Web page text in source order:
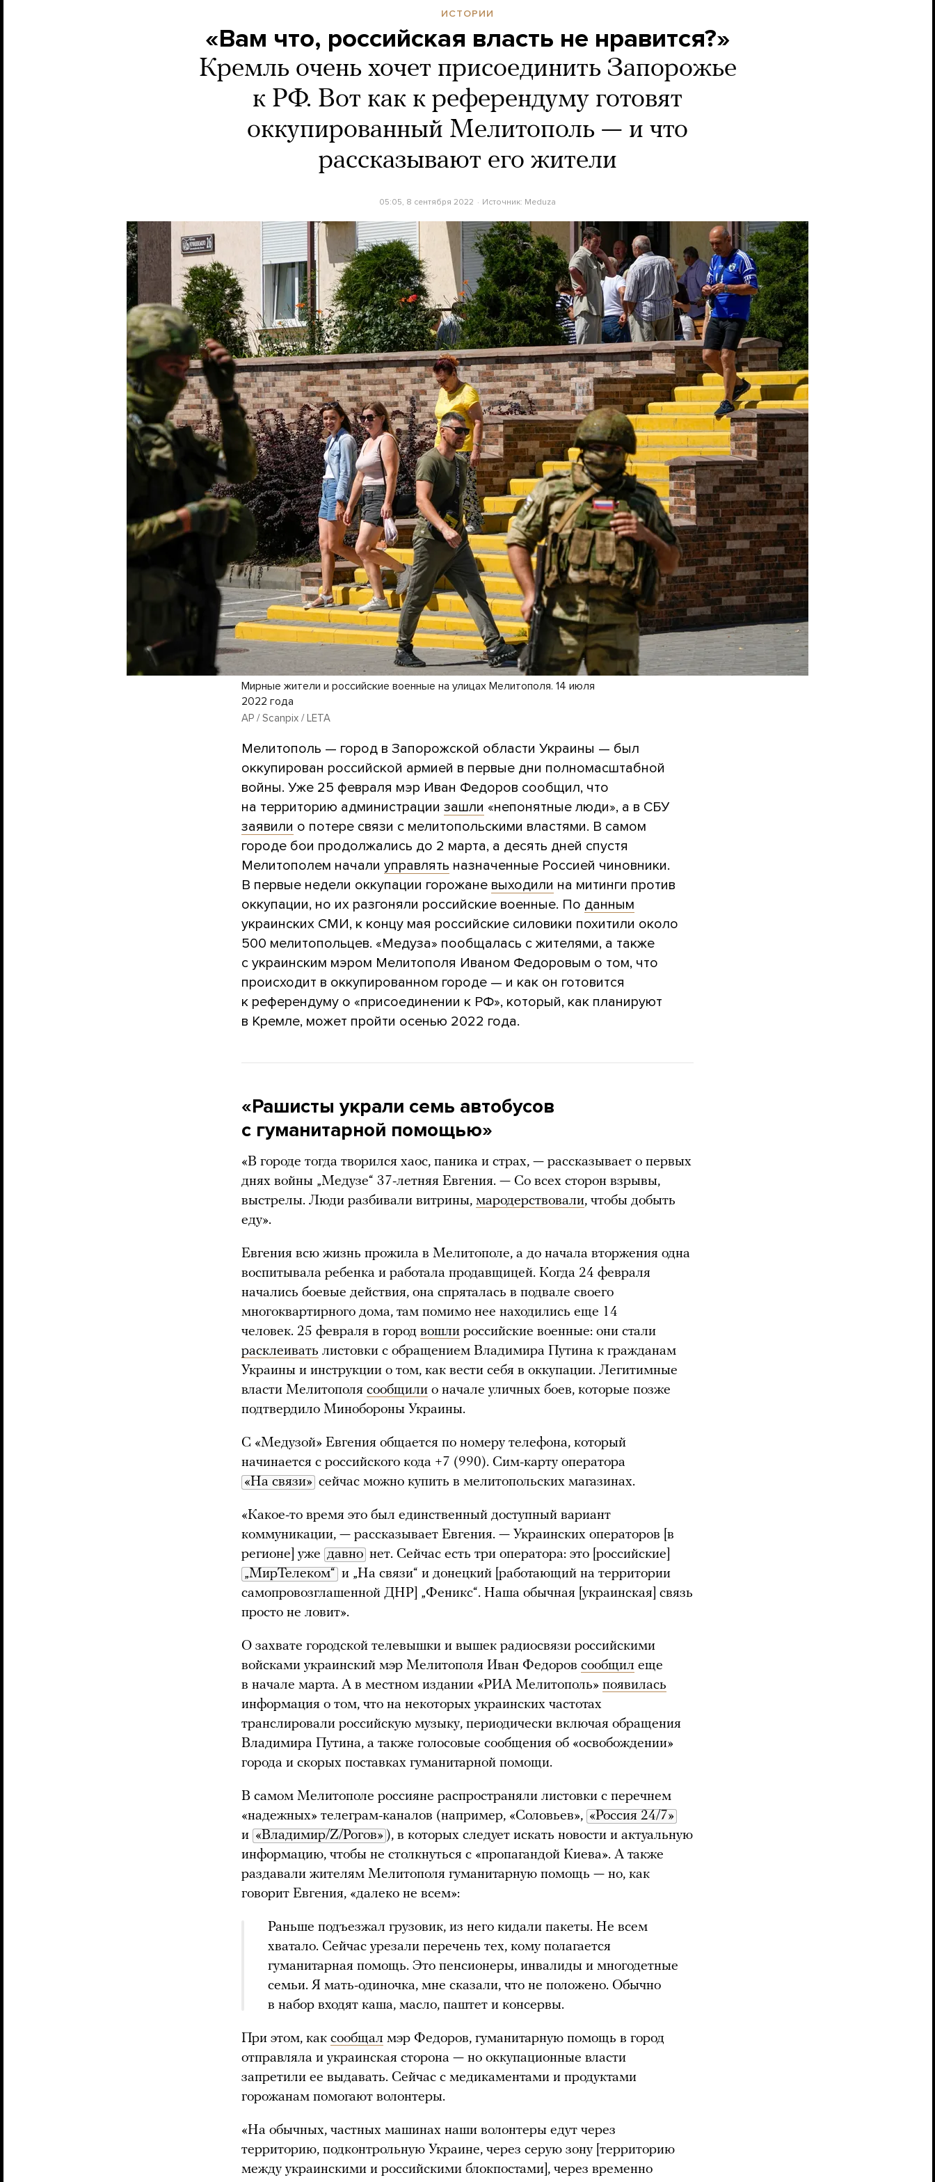
ИСТОРИИ
«Вам что, российская власть не нравится?»
Кремль очень хочет присоединить Запорожье
к РФ. Вот как к референдуму готовят
оккупированный Мелитополь — и что
рассказывают его жители
05:05, 8 сентября 2022 Источник: Meduza
Мирные жители и российские военные на улицах Мелитополя. 14 июля
2022 года
AP / Scanpix / LETA
Мелитополь — город в Запорожской области Украины — был
оккупирован российской армией в первые дни полномасштабной
войны. Уже 25 февраля мэр Иван Федоров сообщил, что
на территорию администрации зашли «непонятные люди», а в СБУ
заявили о потере связи с мелитопольскими властями. В самом
городе бои продолжались до 2 марта, а десять дней спустя
Мелитополем начали управлять назначенные Россией чиновники.
В первые недели оккупации горожане выходили на митинги против
оккупации, но их разгоняли российские военные. По данным
украинских СМИ, к концу мая российские силовики похитили около
500 мелитопольцев. «Медуза» пообщалась с жителями, а также
с украинским мэром Мелитополя Иваном Федоровым о том, что
происходит в оккупированном городе — и как он готовится
к референдуму о «присоединении к РФ», который, как планируют
в Кремле, может пройти осенью 2022 года.
«Рашисты украли семь автобусов
с гуманитарной помощью»
«В городе тогда творился хаос, паника и страх, — рассказывает о первых
днях войны „Медузе“ 37-летняя Евгения. — Со всех сторон взрывы,
выстрелы. Люди разбивали витрины, мародерствовали, чтобы добыть
еду».
Евгения всю жизнь прожила в Мелитополе, а до начала вторжения одна
воспитывала ребенка и работала продавщицей. Когда 24 февраля
начались боевые действия, она спряталась в подвале своего
многоквартирного дома, там помимо нее находились еще 14
человек. 25 февраля в город вошли российские военные: они стали
расклеивать листовки с обращением Владимира Путина к гражданам
Украины и инструкции о том, как вести себя в оккупации. Легитимные
власти Мелитополя сообщили о начале уличных боев, которые позже
подтвердило Минобороны Украины.
С «Медузой» Евгения общается по номеру телефона, который
начинается с российского кода +7 (990). Сим-карту оператора
«На связи» сейчас можно купить в мелитопольских магазинах.
«Какое-то время это был единственный доступный вариант
коммуникации, — рассказывает Евгения. — Украинских операторов [в
регионе] уже давно нет. Сейчас есть три оператора: это [российские]
„МирТелеком“ и „На связи“ и донецкий [работающий на территории
самопровозглашенной ДНР] „Феникс“. Наша обычная [украинская] связь
просто не ловит».
О захвате городской телевышки и вышек радиосвязи российскими
войсками украинский мэр Мелитополя Иван Федоров сообщил еще
в начале марта. А в местном издании «РИА Мелитополь» появилась
информация о том, что на некоторых украинских частотах
транслировали российскую музыку, периодически включая обращения
Владимира Путина, а также голосовые сообщения об «освобождении»
города и скорых поставках гуманитарной помощи.
В самом Мелитополе россияне распространяли листовки с перечнем
«надежных» телеграм-каналов (например, «Соловьев», «Россия 24/7»
и «Владимир/Z/Рогов» ), в которых следует искать новости и актуальную
информацию, чтобы не столкнуться с «пропагандой Киева». А также
раздавали жителям Мелитополя гуманитарную помощь — но, как
говорит Евгения, «далеко не всем»:
Раньше подъезжал грузовик, из него кидали пакеты. Не всем
хватало. Сейчас урезали перечень тех, кому полагается
гуманитарная помощь. Это пенсионеры, инвалиды и многодетные
семьи. Я мать-одиночка, мне сказали, что не положено. Обычно
в набор входят каша, масло, паштет и консервы.
При этом, как сообщал мэр Федоров, гуманитарную помощь в город
отправляла и украинская сторона — но оккупационные власти
запретили ее выдавать. Сейчас с медикаментами и продуктами
горожанам помогают волонтеры.
«На обычных, частных машинах наши волонтеры едут через
территорию, подконтрольную Украине, через серую зону [территорию
между украинскими и российскими блокпостами], через временно